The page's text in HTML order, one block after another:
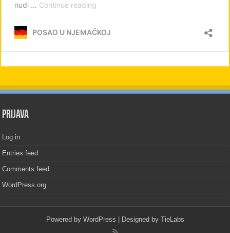
PRIJAVA
Log in
Entries feed
Comments feed
WordPress.org
Powered by WordPress | Designed by TieLabs